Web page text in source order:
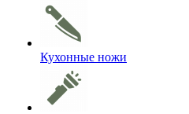
Кухонные ножи